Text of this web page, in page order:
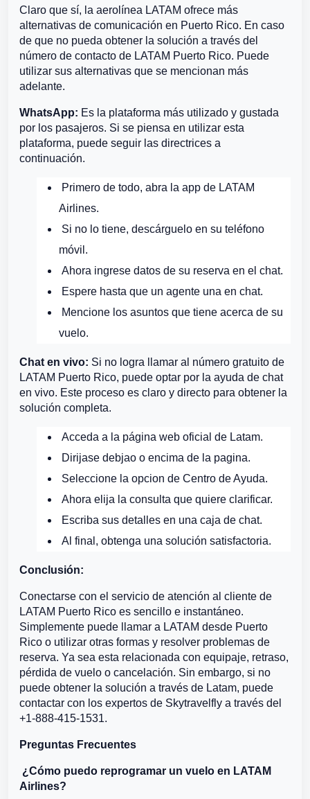
Claro que sí, la aerolínea LATAM ofrece más
alternativas de comunicación en Puerto Rico. En caso
de que no pueda obtener la solución a través del
número de contacto de LATAM Puerto Rico. Puede
utilizar sus alternativas que se mencionan más
adelante.
WhatsApp: Es la plataforma más utilizado y gustada
por los pasajeros. Si se piensa en utilizar esta
plataforma, puede seguir las directrices a
continuación.
Primero de todo, abra la app de LATAM
Airlines.
Si no lo tiene, descárguelo en su teléfono
móvil.
Ahora ingrese datos de su reserva en el chat.
Espere hasta que un agente una en chat.
Mencione los asuntos que tiene acerca de su
vuelo.
Chat en vivo: Si no logra llamar al número gratuito de
LATAM Puerto Rico, puede optar por la ayuda de chat
en vivo. Este proceso es claro y directo para obtener la
solución completa.
Acceda a la página web oficial de Latam.
Dirijase debjao o encima de la pagina.
Seleccione la opcion de Centro de Ayuda.
Ahora elija la consulta que quiere clarificar.
Escriba sus detalles en una caja de chat.
Al final, obtenga una solución satisfactoria.
Conclusión:
Conectarse con el servicio de atención al cliente de
LATAM Puerto Rico es sencillo e instantáneo.
Simplemente puede llamar a LATAM desde Puerto
Rico o utilizar otras formas y resolver problemas de
reserva. Ya sea esta relacionada con equipaje, retraso,
pérdida de vuelo o cancelación. Sin embargo, si no
puede obtener la solución a través de Latam, puede
contactar con los expertos de Skytravelfly a través del
+1-888-415-1531.
Preguntas Frecuentes
¿Cómo puedo reprogramar un vuelo en LATAM
Airlines?